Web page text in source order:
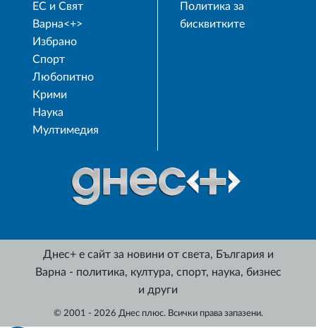
ЕС и Свят
Варна<+>
Избрано
Спорт
Любопитно
Крими
Наука
Мултимедия
Политика за
бисквитките
Днес+ е сайт за новини от света, България и
Варна - политика, култура, спорт, наука, бизнес
и други
© 2001 - 2026 Днес плюс. Всички права запазени.